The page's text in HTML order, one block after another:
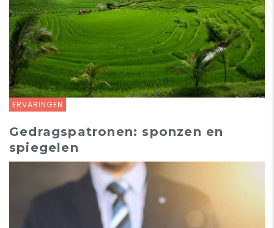
ERVARINGEN
Gedragspatronen: sponzen en
spiegelen